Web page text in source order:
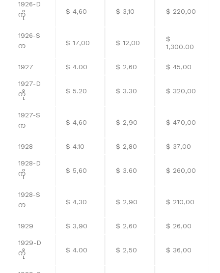
1926-D
ကို
$ 4,60 $ 3,10 $ 220,00
1926-S
က
$ 17,00 $ 12,00
$
1,300.00
1927 $ 4.00 $ 2,60 $ 45,00
1927-D
ကို
$ 5.20 $ 3.30 $ 320,00
1927-S
က
$ 4,60 $ 2,90 $ 470,00
1928 $ 4.10 $ 2,80 $ 37,00
1928-D
ကို
$ 5,60 $ 3.60 $ 260,00
1928-S
က
$ 4,30 $ 2,90 $ 210,00
1929 $ 3,90 $ 2,60 $ 26,00
1929-D
ကို
$ 4.00 $ 2,50 $ 36,00